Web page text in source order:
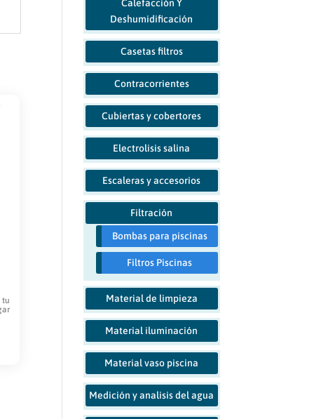
Calefacción Y
Deshumidificación
Casetas filtros
Contracorrientes
Cubiertas y cobertores
Electrolisis salina
Escaleras y accesorios
Filtración
Bombas para piscinas
Filtros Piscinas
Material de limpieza
Material iluminación
Material vaso piscina
Medición y analisis del agua